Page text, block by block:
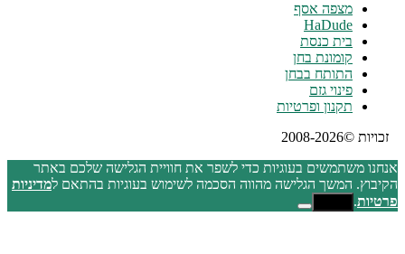
מצפה אסף
HaDude
בית כנסת
קומונת בחן
התותח בבחן
פינוי גזם
תקנון ופרטיות
זכויות ©2008-2026
משתמשים בעוגיות כדי לשפר את חוויית הגלישה שלכם באתר
המשך הגלישה מהווה הסכמה לשימוש בעוגיות בהתאם ל מדיניות
. אישור